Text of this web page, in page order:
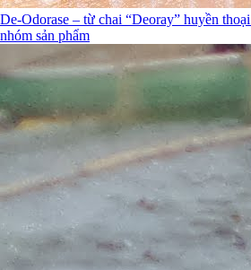
De-Odorase – từ chai “Deoray” huyền
nhóm sản phẩm